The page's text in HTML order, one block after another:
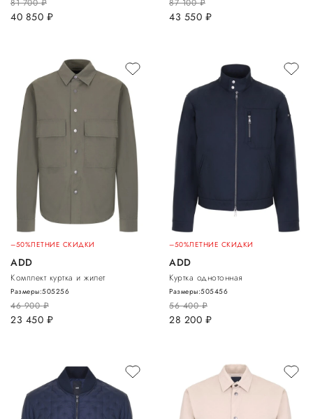
81 700руб.
40 850 руб.
87 100руб.
43 550 руб.
–50%ЛЕТНИЕ СКИДКИ
ADD
Комплект куртка и жилет
46 900руб.
23 450 руб.
Размеры:505256
–50%ЛЕТНИЕ СКИДКИ
ADD
Куртка однотонная
56 400руб.
28 200 руб.
Размеры:505456